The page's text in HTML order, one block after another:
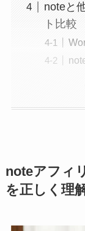
noteと
ト比較
noteアフィ
を正しく理